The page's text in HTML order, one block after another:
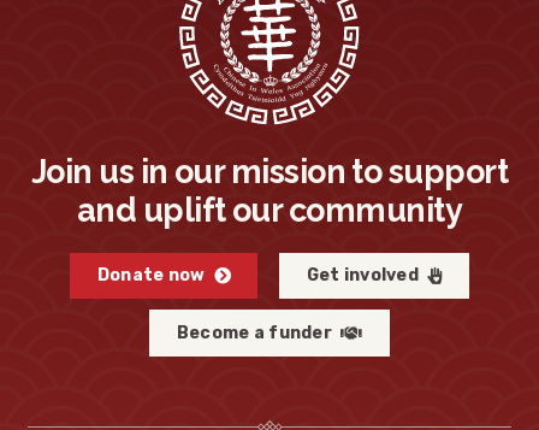
Join us in our mission to support
and uplift our community
Donate now Get involved
Become a funder